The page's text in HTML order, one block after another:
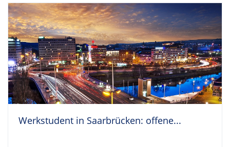
Werkstudent in Saarbrücken: offene...